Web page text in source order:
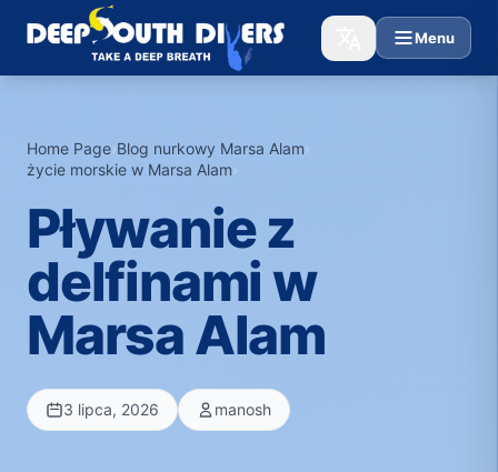
Menu
Home Page›Blog nurkowy Marsa Alam›
życie morskie w Marsa Alam›
Pływanie z
delfinami w
Marsa Alam
3 lipca, 2026 manosh